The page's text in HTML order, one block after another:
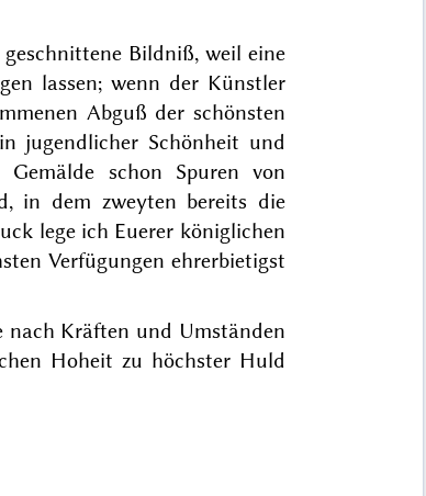
geschnittene Bildniß, weil eine
lassen; wenn der Künstler
Abguß der schönsten
jugendlicher Schönheit und
schon Spuren von
in dem zweyten bereits die
lege ich Euerer königlichen
Verfügungen ehrerbietigst
nach Kräften und Umständen
Hoheit zu höchster Huld